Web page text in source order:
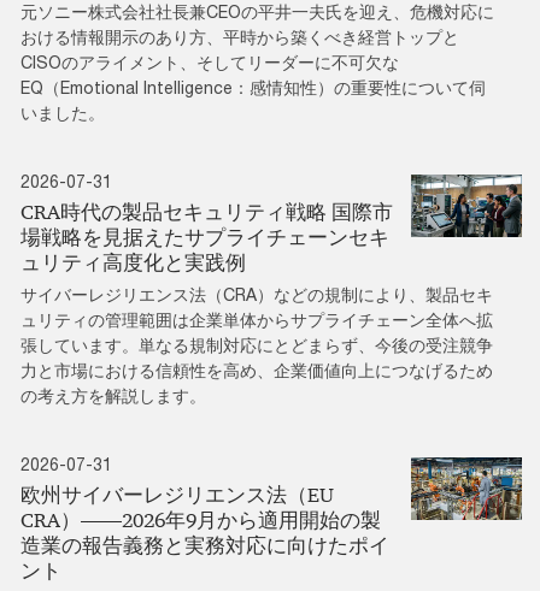
元ソニー株式会社社長兼CEOの平井一夫氏を迎え、危機対応に
おける情報開示のあり方、平時から築くべき経営トップと
CISOのアライメント、そしてリーダーに不可欠な
EQ（Emotional Intelligence：感情知性）の重要性について伺
いました。
2026-07-31
CRA時代の製品セキュリティ戦略 国際市
場戦略を見据えたサプライチェーンセキ
ュリティ高度化と実践例
サイバーレジリエンス法（CRA）などの規制により、製品セキ
ュリティの管理範囲は企業単体からサプライチェーン全体へ拡
張しています。単なる規制対応にとどまらず、今後の受注競争
力と市場における信頼性を高め、企業価値向上につなげるため
の考え方を解説します。
2026-07-31
欧州サイバーレジリエンス法（EU
CRA）――2026年9月から適用開始の製
造業の報告義務と実務対応に向けたポイ
ント